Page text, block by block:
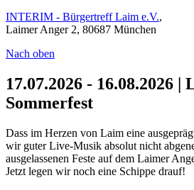
INTERIM - Bürgertreff Laim e.V.,
Laimer Anger 2, 80687 München
Nach oben
17.07.2026 - 16.08.2026 |
Sommerfest
Dass im Herzen von Laim eine
wir guter Live-Musik absolut nicht
ausgelassenen Feste auf dem Laimer
Jetzt legen wir noch eine Schippe drauf!